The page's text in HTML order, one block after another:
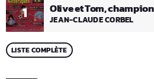
1 Olive et Tom,
JEAN-CLAUDE CORBEL
LISTE COMPLÈTE